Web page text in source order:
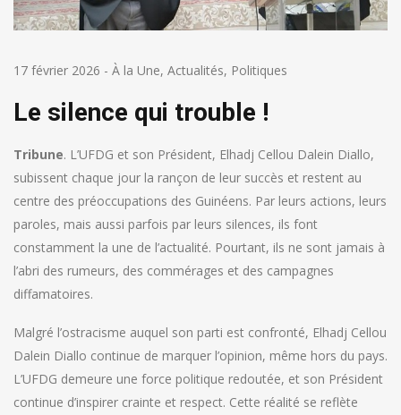
17 février 2026 - À la Une, Actualités, Politiques
Le silence qui trouble !
Tribune. L’UFDG et son Président, Elhadj Cellou Dalein Diallo,
subissent chaque jour la rançon de leur succès et restent au
centre des préoccupations des Guinéens. Par leurs actions, leurs
paroles, mais aussi parfois par leurs silences, ils font
constamment la une de l’actualité. Pourtant, ils ne sont jamais à
l’abri des rumeurs, des commérages et des campagnes
diffamatoires.
Malgré l’ostracisme auquel son parti est confronté, Elhadj Cellou
Dalein Diallo continue de marquer l’opinion, même hors du pays.
L’UFDG demeure une force politique redoutée, et son Président
continue d’inspirer crainte et respect. Cette réalité se reflète